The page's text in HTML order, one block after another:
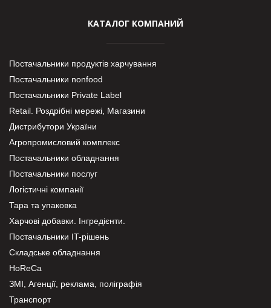
КАТАЛОГ КОМПАНИЙ
Постачальники продуктів харчування
Постачальники nonfood
Постачальники Private Label
Retail. Роздрібні мережі, Магазини
Дистрибутори України
Агропромисловий комплекс
Постачальники обладнання
Постачальники послуг
Логістичні компанії
Тара та упаковка
Харчові добавки. Інгредієнти.
Постачальники IT-рішень
Складське обладнання
HoReCa
ЗМІ, Агенції, реклама, поліграфія
Транспорт